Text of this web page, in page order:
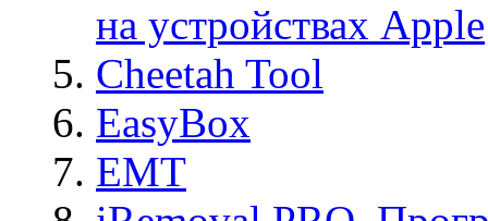
на устройствах Apple
Cheetah Tool
EasyBox
EMT